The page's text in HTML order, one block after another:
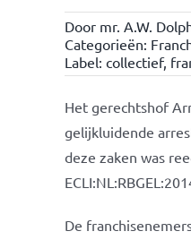
Door mr. A.W.
Categorieën:
Label: collectief,
Het gerechtshof
gelijkluidende
deze zaken was
De